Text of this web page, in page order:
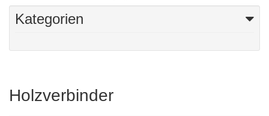
Kategorien
Holzverbinder